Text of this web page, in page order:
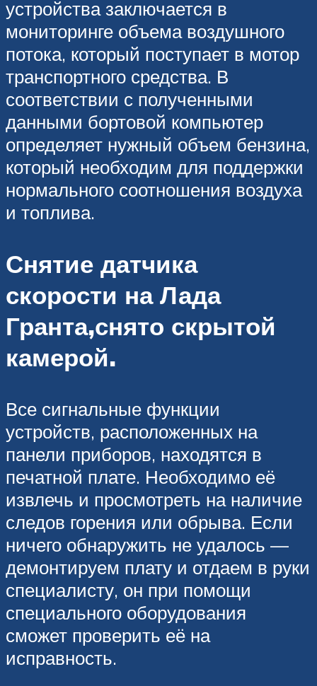
устройства заключается в
мониторинге объема воздушного
потока, который поступает в мотор
транспортного средства. В
соответствии с полученными
данными бортовой компьютер
определяет нужный объем бензина,
который необходим для поддержки
нормального соотношения воздуха
и топлива.
Снятие датчика
скорости на Лада
Гранта,снято скрытой
камерой.
Все сигнальные функции
устройств, расположенных на
панели приборов, находятся в
печатной плате. Необходимо её
извлечь и просмотреть на наличие
следов горения или обрыва. Если
ничего обнаружить не удалось —
демонтируем плату и отдаем в руки
специалисту, он при помощи
специального оборудования
сможет проверить её на
исправность.